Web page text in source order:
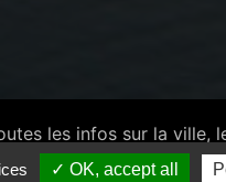
les infos sur la ville,
est un produitVitrines de
✓ OK, accept all